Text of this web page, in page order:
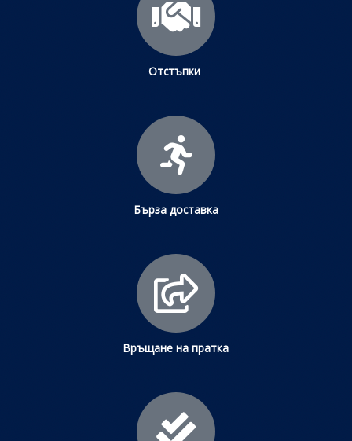
Отстъпки
Бърза доставка
Връщане на пратка